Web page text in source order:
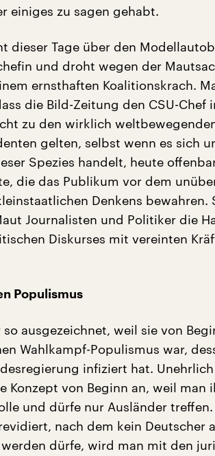
einiges zu sagen gehabt.
dieser Tage über den
und droht wegen der
ernsthaften Koalitionskrach.
die Bild-Zeitung den CSU-Chef
zu den wirklich
gelten, selbst wenn es sich
Spezies handelt, heute
die das Publikum vor dem
Denkens bewahren.
Journalisten und Politiker die
Diskurses mit vereinten
Populismus
ausgezeichnet, weil sie von
Wahlkampf-Populismus war,
infiziert hat.
Konzept von Beginn an, weil man
und dürfe nur Ausländer treffen.
nach dem kein Deutscher
dürfe, wird man mit den